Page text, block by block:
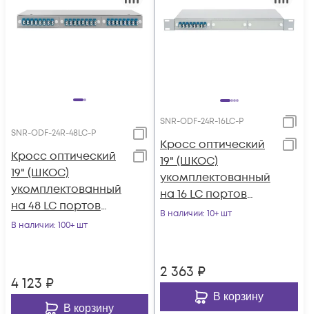
SNR-ODF-24R-48LC-P
Кросс оптический
19" (ШКОС)
укомплектованный
на 48 LC портов
(комплект с
В наличии: 100+ шт
4 123 ₽
В корзину
SNR-ODF-24R-16LC-P
Кросс оптический
19" (ШКОС)
укомплектованный
на 16 LC портов
(комплект с
В наличии: 10+ шт
2 363 ₽
В корзину